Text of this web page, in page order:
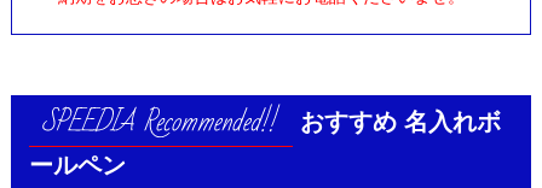
おすすめ 名入れボ
ールペン